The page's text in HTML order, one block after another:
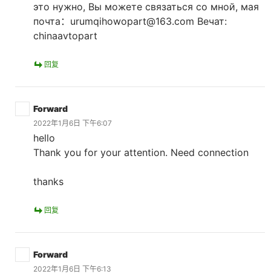
это нужно, Вы можете связаться со мной, мая
почта：urumqihowopart@163.com Вечат:
chinaavtopart
回复
Forward
2022年1月6日 下午6:07
hello
Thank you for your attention. Need connection
thanks
回复
Forward
2022年1月6日 下午6:13